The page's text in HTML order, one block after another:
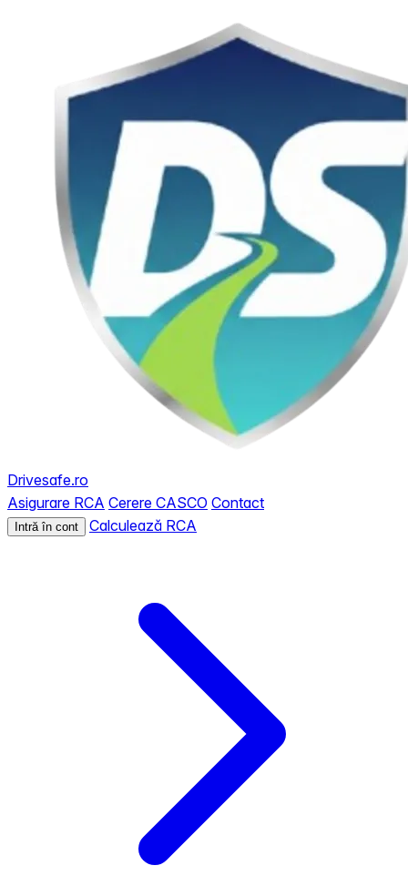
Drivesafe.ro
Asigurare RCA Cerere CASCO Contact
Intră în cont Calculează RCA